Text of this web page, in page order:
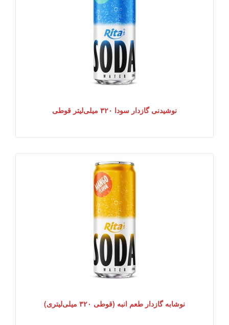
نوشیدنی گازدار سودا ۳۲۰ میلی‌لیتر قوطی
نوشابه گازدار طعم انبه (قوطی ۳۲۰ میلی‌لیتری)